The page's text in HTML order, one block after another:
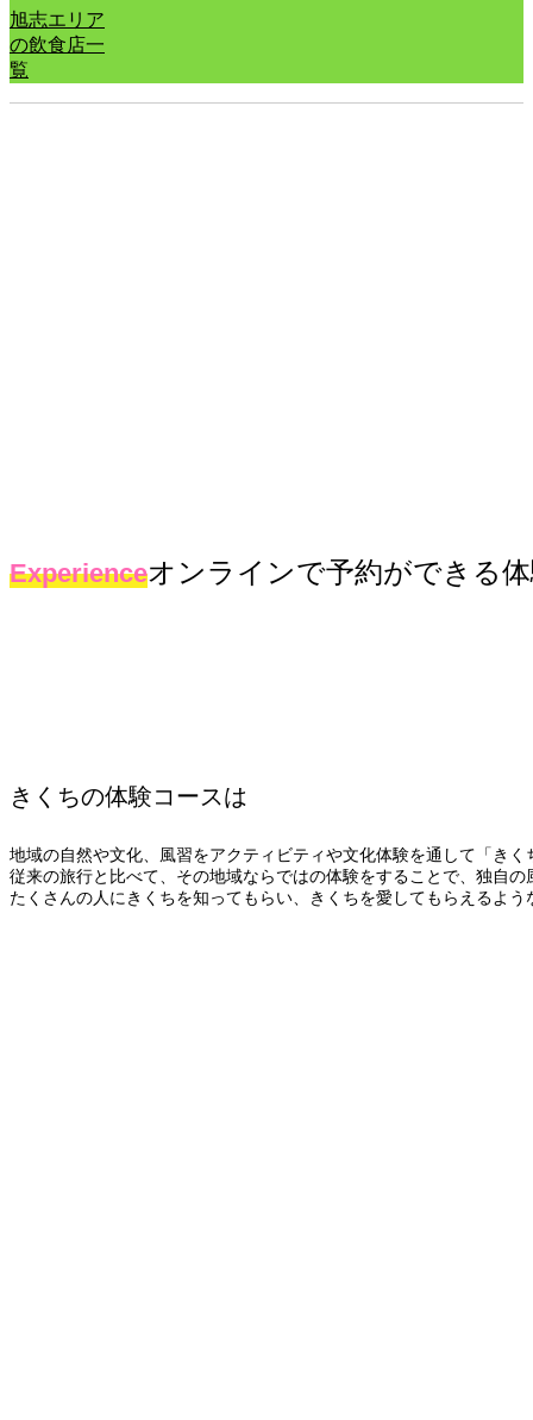
旭志エリア
の飲食店一
覧
Experienceオンラインで予約ができる
きくちの体験コースは
地域の自然や文化、風習をアクティビティや文化体験を通して「き
従来の旅行と比べて、その地域ならではの体験をすることで、独自
たくさんの人にきくちを知ってもらい、きくちを愛してもらえるよ